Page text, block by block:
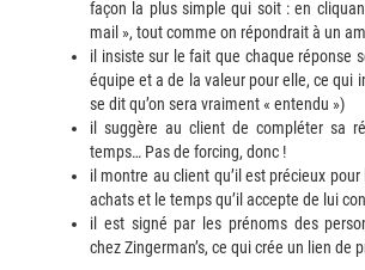
façon la plus simple qui soit : en
mail », tout comme on répondrait à un
il insiste sur le fait que chaque réponse
équipe et a de la valeur pour elle, ce qui
se dit qu’on sera vraiment « entendu »)
il suggère au client de compléter sa
temps… Pas de forcing, donc !
il montre au client qu’il est précieux pour
achats et le temps qu’il accepte de lui
il est signé par les prénoms des
chez Zingerman’s, ce qui crée un lien de